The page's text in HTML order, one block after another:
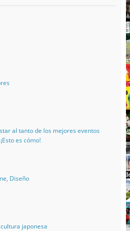
al tanto de los mejores eventos
es cómo!
Diseño
japonesa